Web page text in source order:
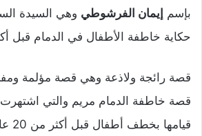
بإسم إيمان الفرشوطي وهي السيدة
حكاية خاطفة الأطفال في الدمام قبل أكثر من
قصة رائجة ولاذعة وهي قصة مؤلمة
قصة خاطفة الدمام مريم والتي
قيامها بخطف أطفال قبل أكثر من 20 عام.